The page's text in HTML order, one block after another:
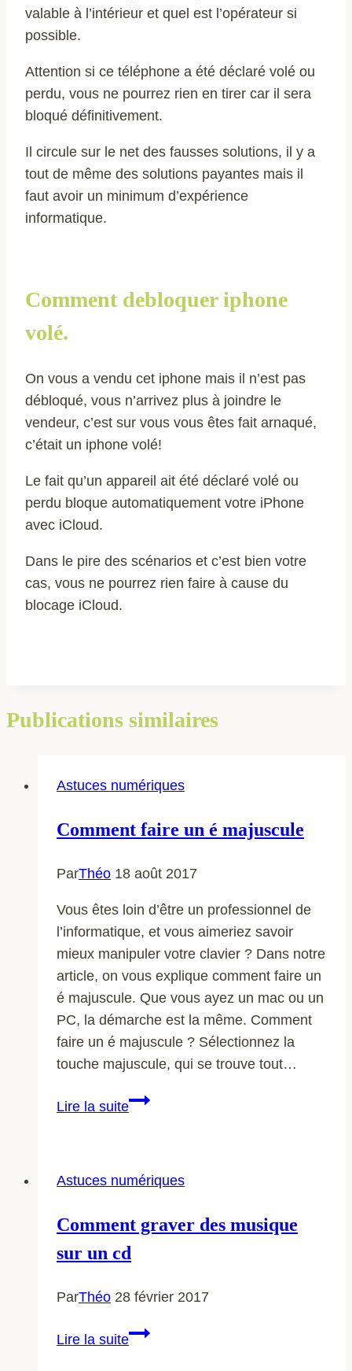
valable à l’intérieur et quel est l’opérateur si
possible.
Attention si ce téléphone a été déclaré volé ou
perdu, vous ne pourrez rien en tirer car il sera
bloqué définitivement.
Il circule sur le net des fausses solutions, il y a
tout de même des solutions payantes mais il
faut avoir un minimum d’expérience
informatique.
Comment debloquer iphone
volé.
On vous a vendu cet iphone mais il n’est pas
débloqué, vous n’arrivez plus à joindre le
vendeur, c’est sur vous vous êtes fait arnaqué,
c’était un iphone volé!
Le fait qu’un appareil ait été déclaré volé ou
perdu bloque automatiquement votre iPhone
avec iCloud.
Dans le pire des scénarios et c’est bien votre
cas, vous ne pourrez rien faire à cause du
blocage iCloud.
Publications similaires
Astuces numériques
Comment faire un é majuscule
ParThéo 18 août 2017
Vous êtes loin d’être un professionnel de
l’informatique, et vous aimeriez savoir
mieux manipuler votre clavier ? Dans notre
article, on vous explique comment faire un
é majuscule. Que vous ayez un mac ou un
PC, la démarche est la même. Comment
faire un é majuscule ? Sélectionnez la
touche majuscule, qui se trouve tout…
Lire la suiteComment
majuscule
Astuces numériques
Comment graver des musique
sur un cd
ParThéo 28 février 2017
Lire la suiteComment